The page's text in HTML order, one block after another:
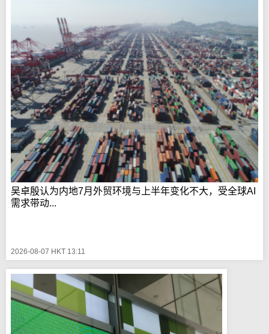
吴卓殷认为内地7月外贸环境与上半年变化不大，受全球AI
需求带动...
2026-08-07 HKT 13:11